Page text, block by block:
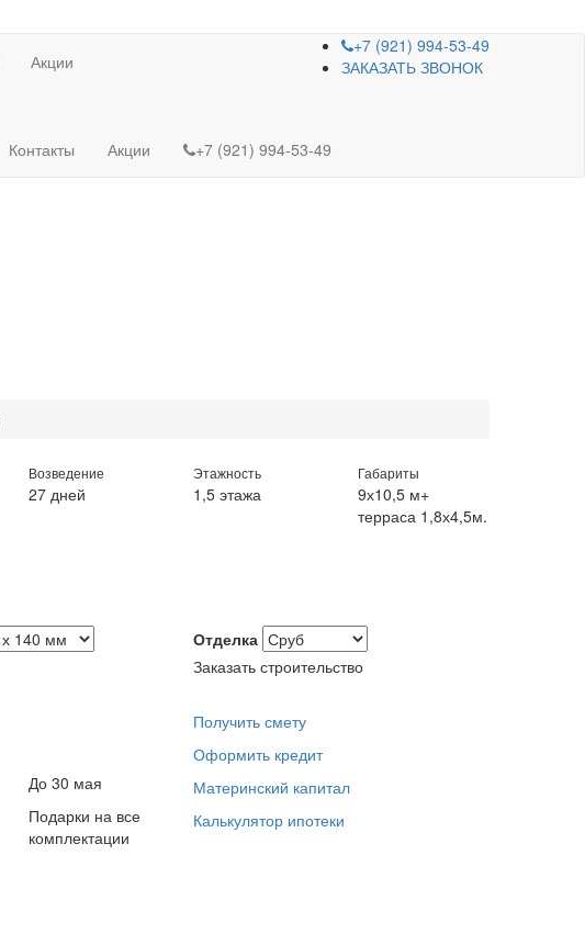
Акции
+7 (921) 994-53-49
ЗАКАЗАТЬ ЗВОНОК
Контакты Акции +7 (921) 994-53-49
Возведение
27 дней
Этажность
1,5 этажа
Габариты
9х10,5 м+
терраса 1,8х4,5м.
Отделка
Заказать строительство
До 30 мая
Подарки на все
комплектации
Получить смету
Оформить кредит
Материнский капитал
Калькулятор ипотеки